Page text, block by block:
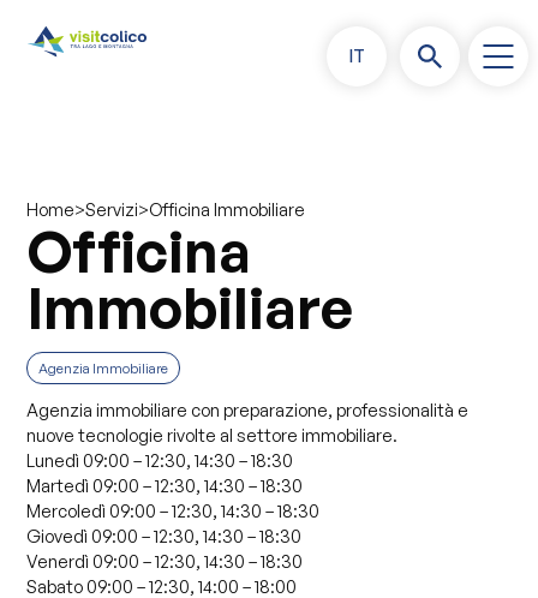
IT
Home>Servizi>Officina Immobiliare
Officina
Immobiliare
Agenzia Immobiliare
Agenzia immobiliare con preparazione, professionalità e
nuove tecnologie rivolte al settore immobiliare.
Lunedì09:00 – 12:30,14:30 – 18:30
Martedì09:00 – 12:30,14:30 – 18:30
Mercoledì09:00 – 12:30,14:30 – 18:30
Giovedì09:00 – 12:30,14:30 – 18:30
Venerdì09:00 – 12:30,14:30 – 18:30
Sabato09:00 – 12:30,14:00 – 18:00